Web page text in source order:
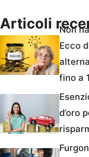
Articoli
Non
Ecco
fino a
d’oro